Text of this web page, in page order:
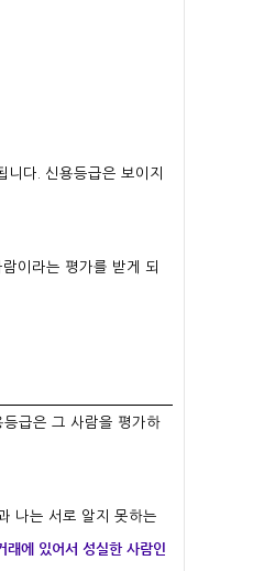
다. 신용등급은 보이지
이라는 평가를 받게 되
급은 그 사람을 평가하
나는 서로 알지 못하는
래에 있어서 성실한 사람인